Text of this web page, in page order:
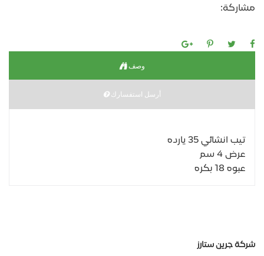
مشاركة:
وصف
أرسل استفسارك
تيب انشائي 35 يارده
عرض 4 سم
عبوه 18 بكره
شركة جرين ستارز